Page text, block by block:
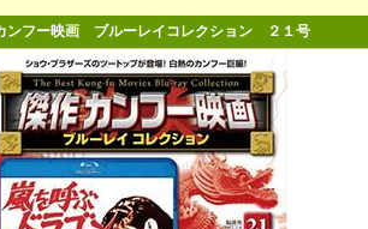
ンフー映画 ブルーレイコレクション ２１号